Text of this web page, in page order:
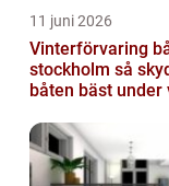
11 juni 2026
Vinterförvaring
stockholm så skyddas
båten bäst under